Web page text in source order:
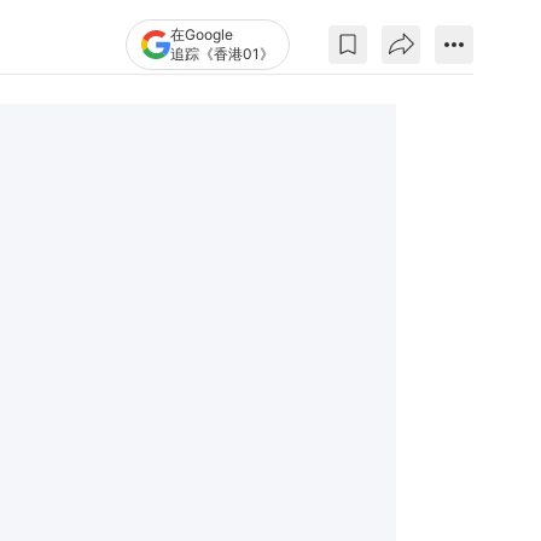
在Google
追踪《香港01》